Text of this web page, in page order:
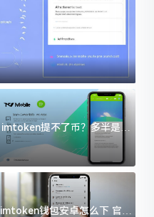
imtoken提不了币？多半是这
几件事没处理好
imtoken钱包安卓怎么下 官方